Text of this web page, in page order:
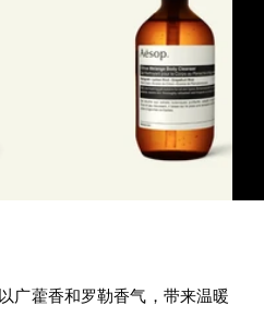
广藿香和罗勒香气，带来温暖